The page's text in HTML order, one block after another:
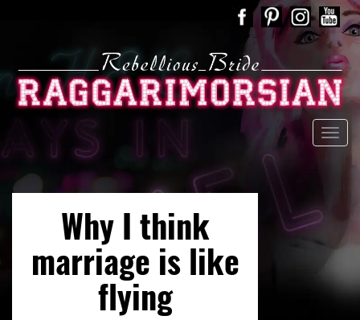
Why I think
marriage is like
flying